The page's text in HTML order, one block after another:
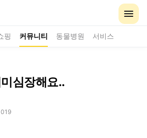
핑 커뮤니티 동물병원 서비스
심장해요..